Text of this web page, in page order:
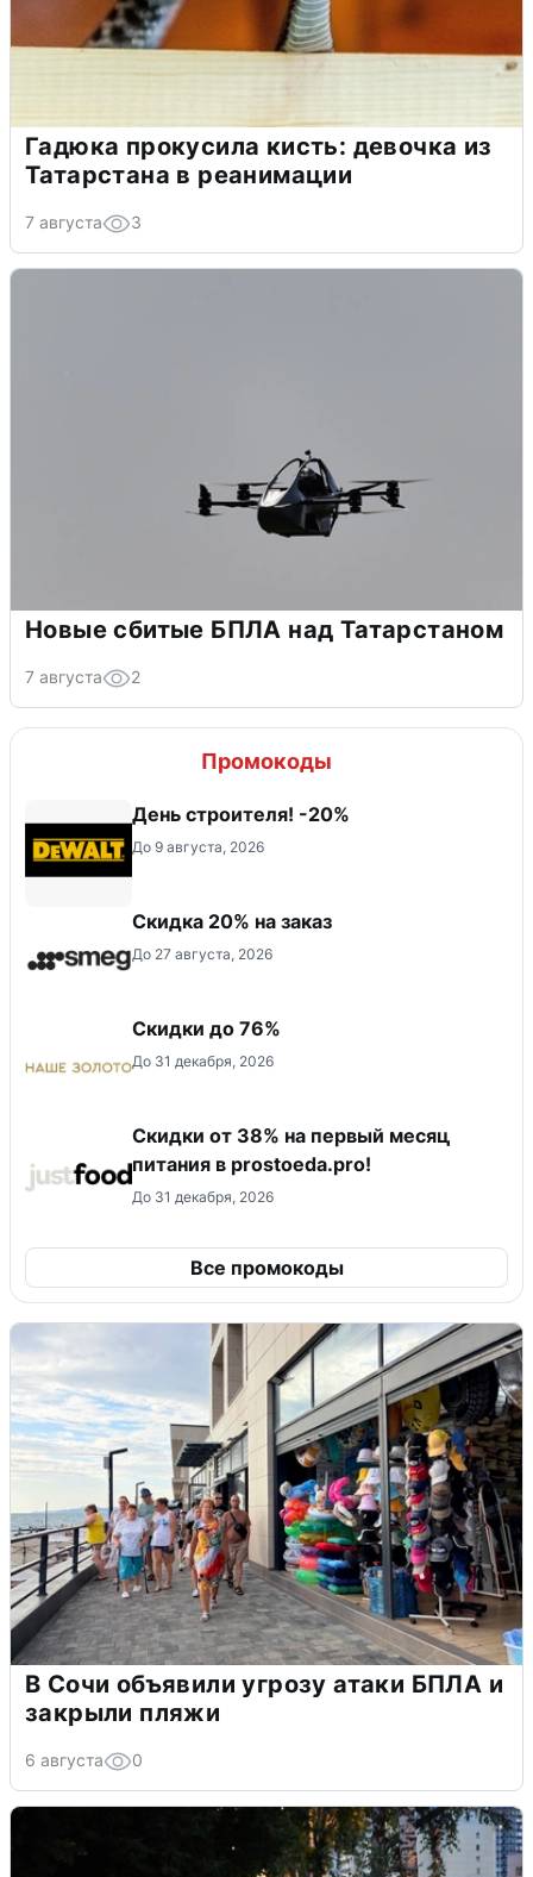
Гадюка прокусила кисть: девочка из
Татарстана в реанимации
7 августа 3
Новые сбитые БПЛА над Татарстаном
7 августа 2
Промокоды
День строителя! -20%
До 9 августа, 2026
Скидка 20% на заказ
До 27 августа, 2026
Скидки до 76%
До 31 декабря, 2026
​Скидки от 38% на первый месяц
питания в prostoeda.pro!
До 31 декабря, 2026
Все промокоды
В Сочи объявили угрозу атаки БПЛА и
закрыли пляжи
6 августа 0